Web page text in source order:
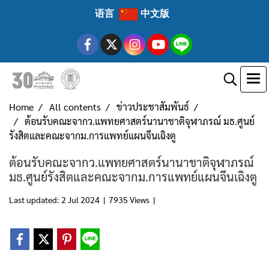
语言 中文版
Home All contents
ข่าวประชาสัมพันธ์
ต้อนรับคณะจากว.แพทยศาสตร์นานาชาติจุฬาภรณ์ มธ.ศูนย์
รังสิตและคณะจากม.การแพทย์แผนจีนเฉิงตู
ต้อนรับคณะจากว.แพทยศาสตร์นานาชาติจุฬาภรณ์
มธ.ศูนย์รังสิตและคณะจากม.การแพทย์แผนจีนเฉิงตู
Last updated: 2 Jul 2024 | 7935 Views |